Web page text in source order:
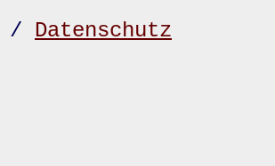
/ Datenschutz